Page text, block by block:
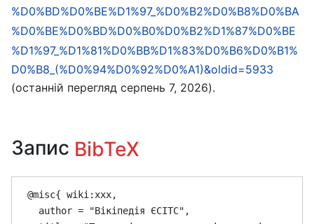
%D0%BD%D0%BE%D1%97_%D0%B2%D0%B8%D0%BA
%D0%BE%D0%BD%D0%B0%D0%B2%D1%87%D0%BE
%D1%97_%D1%81%D0%BB%D1%83%D0%B6%D0%B1%
D0%B8_(%D0%94%D0%92%D0%A1)&oldid=5933
(останній перегляд серпень 7, 2026).
Запис BibTeX